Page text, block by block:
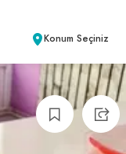
Konum Seçiniz